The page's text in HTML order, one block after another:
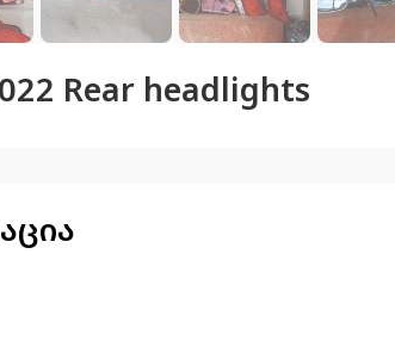
Rear headlights